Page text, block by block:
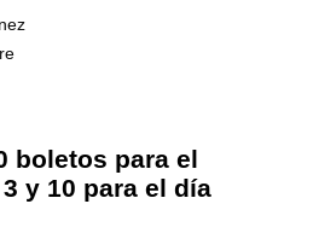
boletos para el
y 10 para el día